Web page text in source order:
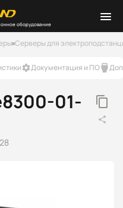
оборудование
Серверы для
Документация и ПО
01-